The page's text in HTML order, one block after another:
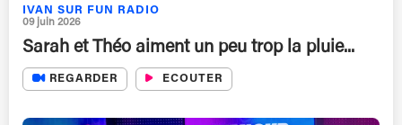
IVAN SUR FUN RADIO
09 juin 2026
Sarah et Théo aiment un peu trop la pluie...
REGARDER ECOUTER